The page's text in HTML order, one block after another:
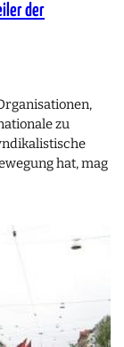
der
zu
hat, mag